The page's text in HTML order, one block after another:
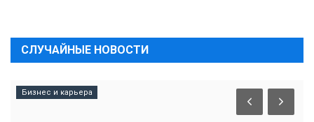
СЛУЧАЙНЫЕ НОВОСТИ
Бизнес и карьера